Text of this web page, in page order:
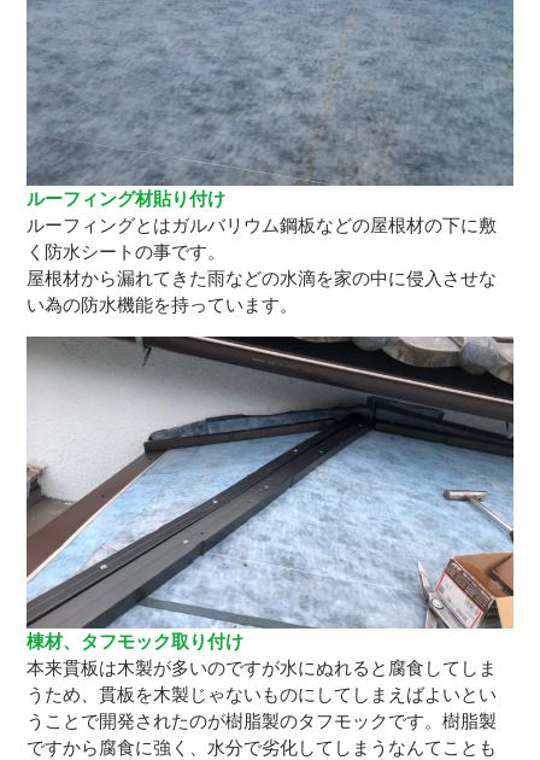
ルーフィング材貼り付け
ルーフィングとはガルバリウム鋼板などの屋根材の下に敷
く防水シートの事です。
屋根材から漏れてきた雨などの水滴を家の中に侵入させな
い為の防水機能を持っています。
棟材、タフモック取り付け
本来貫板は木製が多いのですが水にぬれると腐食してしま
うため、貫板を木製じゃないものにしてしまえばよいとい
うことで開発されたのが樹脂製のタフモックです。樹脂製
ですから腐食に強く、水分で劣化してしまうなんてことも